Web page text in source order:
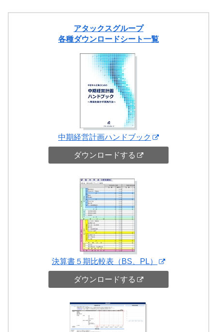
アタックスグループ
各種ダウンロードシート一覧
中期経営計画ハンドブック
ダウンロードする
決算書５期比較表（BS、PL）
ダウンロードする